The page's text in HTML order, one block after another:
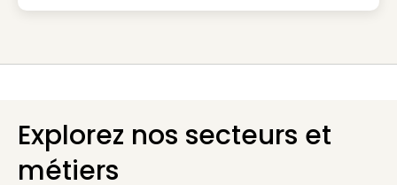
Explorez nos secteurs et
métiers